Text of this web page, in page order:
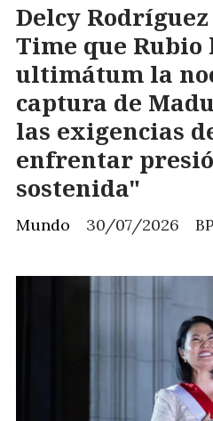
Delcy
Time que Rubio
ultimátum la
captura de
las exigencias
enfrentar
sostenida"
Mundo 30/07/2026